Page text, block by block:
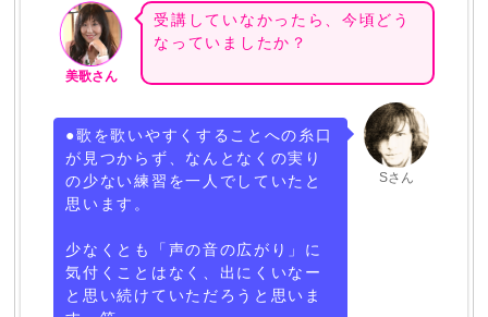
美歌さん
受講していなかったら、今頃どう
なっていましたか？
Sさん
●歌を歌いやすくすることへの糸口
が見つからず、なんとなくの実り
の少ない練習を一人でしていたと
思います。
少なくとも「声の音の広がり」に
気付くことはなく、出にくいなー
と思い続けていただろうと思いま